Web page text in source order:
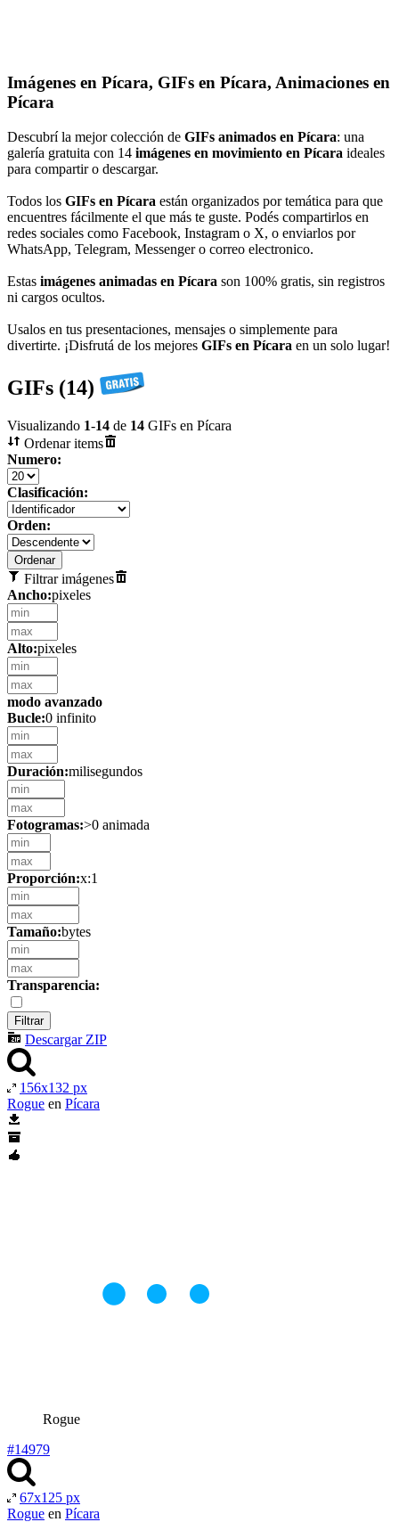
Imágenes en Pícara, GIFs en Pícara, Animaciones en
Pícara
Descubrí la mejor colección de GIFs animados en Pícara: una
galería gratuita con 14 imágenes en movimiento en Pícara ideales
para compartir o descargar.
Todos los GIFs en Pícara están organizados por temática para que
encuentres fácilmente el que más te guste. Podés compartirlos en
redes sociales como Facebook, Instagram o X, o enviarlos por
WhatsApp, Telegram, Messenger o correo electronico.
Estas imágenes animadas en Pícara son 100% gratis, sin registros
ni cargos ocultos.
Usalos en tus presentaciones, mensajes o simplemente para
divertirte. ¡Disfrutá de los mejores GIFs en Pícara en un solo lugar!
GIFs (14)
Visualizando 1-14 de 14 GIFs en Pícara
Ordenar items
Numero:
Clasificación:
Orden:
Filtrar imágenes
Ancho:pixeles
Alto:pixeles
modo avanzado
Bucle:0 infinito
Duración:milisegundos
Fotogramas:>0 animada
Proporción:x:1
Tamaño:bytes
Transparencia:
Descargar ZIP
156x132 px
Rogue en Pícara
Rogue
#14979
67x125 px
Rogue en Pícara